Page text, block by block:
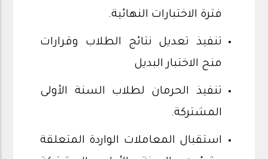
فترة الاختبارات النهائية.
تنفيذ تعديل نتائج الطلاب وقرارات
منح الاختبار البديل
تنفيذ الحرمان لطلاب السنة الأولى
المشتركة.
استقبال المعاملات الواردة المتعلقة